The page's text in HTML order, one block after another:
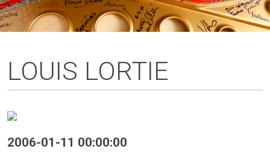
LOUIS LORTIE
2006-01-11 00:00:00